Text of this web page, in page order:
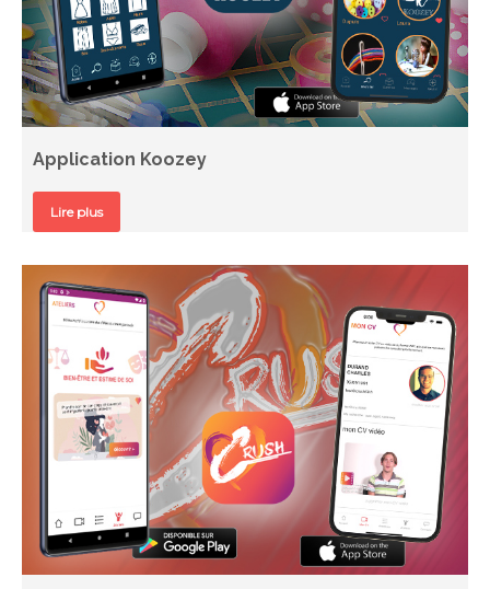
Application Koozey
Lire plus